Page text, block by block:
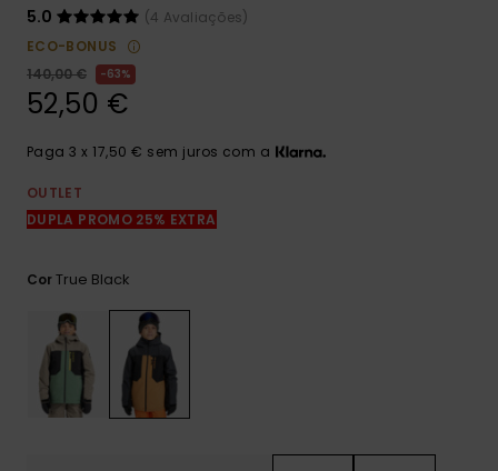
respostas
para as
contacto.
as FAQ
5.0
(4 Avaliações)
ECO-BONUS
140,00 €
63%
52,50 €
Paga 3 x 17,50 € sem juros com a
OUTLET
DUPLA PROMO 25% EXTRA
CorTrue Black